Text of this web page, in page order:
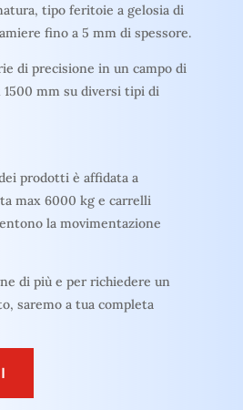
tipo feritoie a gelosia di
fino a 5 mm di spessore.
di precisione in un campo di
mm su diversi tipi di
prodotti è affidata a
max 6000 kg e carrelli
la movimentazione
di più e per richiedere un
saremo a tua completa